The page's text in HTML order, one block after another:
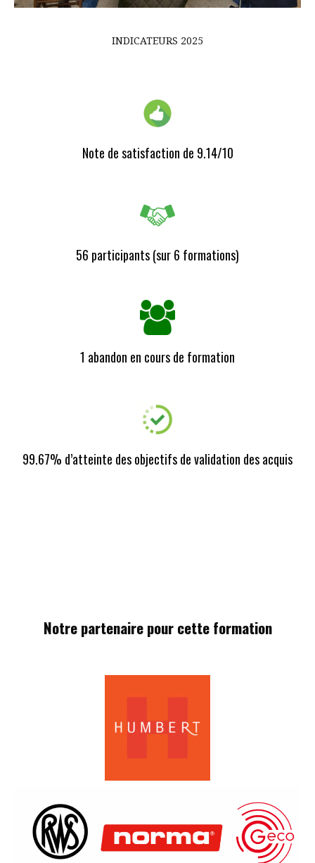
INDICATEURS 2025
Note de satisfaction de 9.14/10
56 participants (sur 6 formations)
1 abandon en cours de formation
99.67% d’atteinte des objectifs de validation des acquis
Notre partenaire pour cette formation